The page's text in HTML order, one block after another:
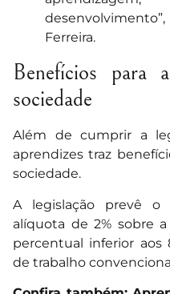
Ferreira.
Benefícios para
sociedade
Além de cumprir a
aprendizes traz
sociedade.
A legislação prevê o
alíquota de 2% sobre
percentual inferior aos
de trabalho